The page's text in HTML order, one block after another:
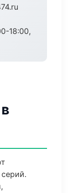
18:00,